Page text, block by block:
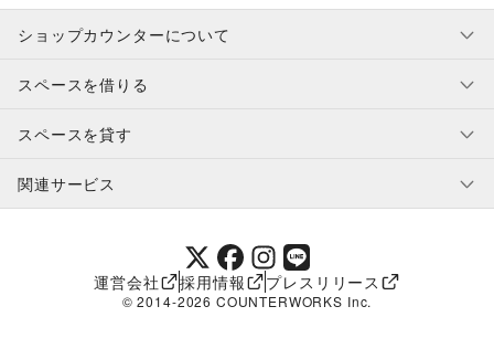
ショップカウンターについて
利用規約・ガイドライン
特定商取引法に基づく表示
補償プログラム
スペースを借りる
スペースを借りたい人へ
ユーザー利用規約
提携パートナー
スペースを貸す
スペースを貸したい方へ
オーナー利用規約
関連サービス
SHOPCOUNTER MAGAZINE
ショップカウンターエンタープライズ
ショップカウンター常設
運営会社 採用情報 プレスリリース
© 2014-2026 COUNTERWORKS Inc.